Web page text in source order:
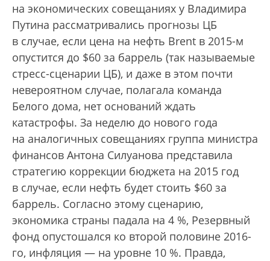
на экономических совещаниях у Владимира
Путина рассматривались прогнозы ЦБ
в случае, если цена на нефть Brent в 2015-м
опустится до $60 за баррель (так называемые
стресс-сценарии ЦБ), и даже в этом почти
невероятном случае, полагала команда
Белого дома, нет оснований ждать
катастрофы. За неделю до нового года
на аналогичных совещаниях группа министра
финансов Антона Силуанова представила
стратегию коррекции бюджета на 2015 год
в случае, если нефть будет стоить $60 за
баррель. Согласно этому сценарию,
экономика страны падала на 4 %, Резервный
фонд опустошался ко второй половине 2016-
го, инфляция — на уровне 10 %. Правда,